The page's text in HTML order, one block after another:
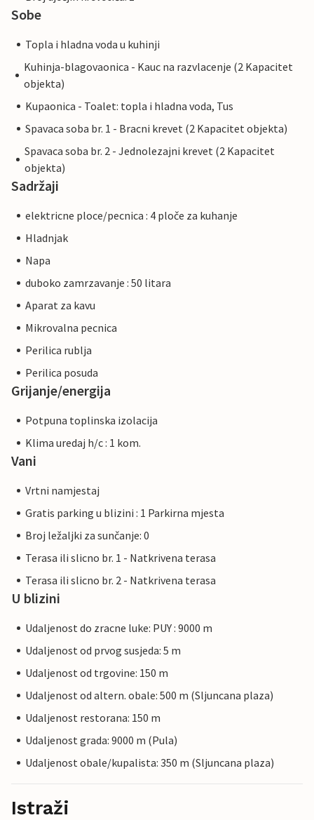
Sobe
Topla i hladna voda u kuhinji
Kuhinja-blagovaonica - Kauc na razvlacenje (2 Kapacitet
objekta)
Kupaonica - Toalet: topla i hladna voda, Tus
Spavaca soba br. 1 - Bracni krevet (2 Kapacitet objekta)
Spavaca soba br. 2 - Jednolezajni krevet (2 Kapacitet
objekta)
Sadržaji
elektricne ploce/pecnica : 4 ploče za kuhanje
Hladnjak
Napa
duboko zamrzavanje : 50 litara
Aparat za kavu
Mikrovalna pecnica
Perilica rublja
Perilica posuda
Grijanje/energija
Potpuna toplinska izolacija
Klima uredaj h/c : 1 kom.
Vani
Vrtni namjestaj
Gratis parking u blizini : 1 Parkirna mjesta
Broj ležaljki za sunčanje: 0
Terasa ili slicno br. 1 - Natkrivena terasa
Terasa ili slicno br. 2 - Natkrivena terasa
U blizini
Udaljenost do zracne luke: PUY : 9000 m
Udaljenost od prvog susjeda: 5 m
Udaljenost od trgovine: 150 m
Udaljenost od altern. obale: 500 m (Sljuncana plaza)
Udaljenost restorana: 150 m
Udaljenost grada: 9000 m (Pula)
Udaljenost obale/kupalista: 350 m (Sljuncana plaza)
Istraži